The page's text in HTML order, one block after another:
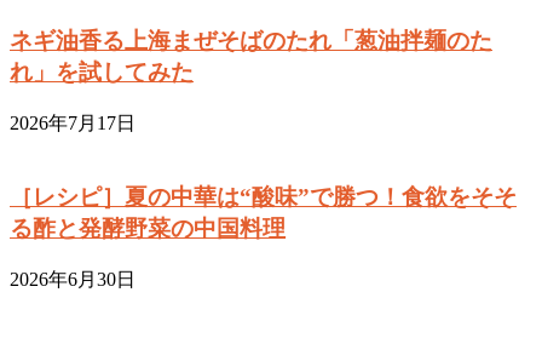
ネギ油香る上海まぜそばのたれ「葱油拌麺のた
れ」を試してみた
2026年7月17日
［レシピ］夏の中華は“酸味”で勝つ！食欲をそそ
る酢と発酵野菜の中国料理
2026年6月30日